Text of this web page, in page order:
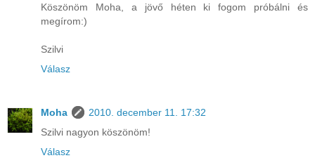
Köszönöm Moha, a jövő héten ki fogom próbálni és
megírom:)
Szilvi
Válasz
Moha
2010. december 11. 17:32
Szilvi nagyon köszönöm!
Válasz